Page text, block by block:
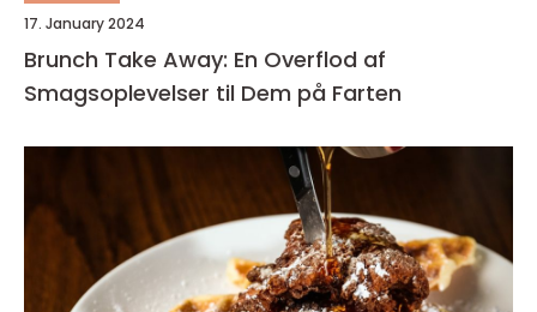
17. January 2024
Brunch Take Away: En Overflod af
Smagsoplevelser til Dem på Farten